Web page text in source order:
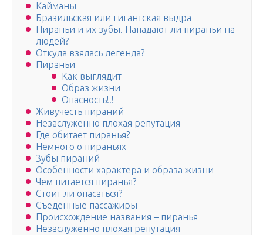
Кайманы
Бразильская или гигантская выдра
Пираньи и их зубы. Нападают ли пираньи на
людей?
Откуда взялась легенда?
Пираньи
Как выглядит
Образ жизни
Опасность!!!
Живучесть пираний
Незаслуженно плохая репутация
Где обитает пиранья?
Немного о пираньях
Зубы пираний
Особенности характера и образа жизни
Чем питается пиранья?
Стоит ли опасаться?
Съеденные пассажиры
Происхождение названия – пиранья
Незаслуженно плохая репутация